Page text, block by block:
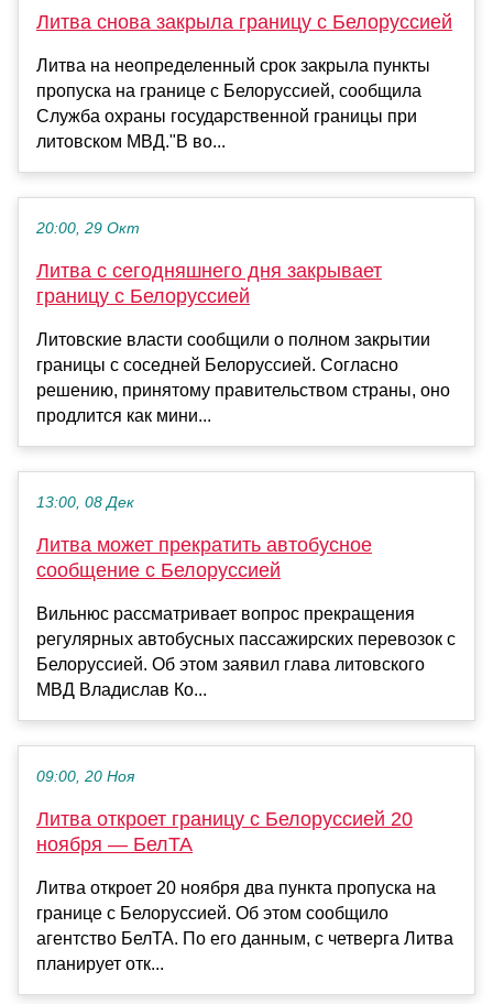
Литва снова закрыла границу с Белоруссией
Литва на неопределенный срок закрыла пункты
пропуска на границе с Белоруссией, сообщила
Служба охраны государственной границы при
литовском МВД."В во...
20:00, 29 Окт
Литва с сегодняшнего дня закрывает
границу с Белоруссией
Литовские власти сообщили о полном закрытии
границы с соседней Белоруссией. Согласно
решению, принятому правительством страны, оно
продлится как мини...
13:00, 08 Дек
Литва может прекратить автобусное
сообщение с Белоруссией
Вильнюс рассматривает вопрос прекращения
регулярных автобусных пассажирских перевозок с
Белоруссией. Об этом заявил глава литовского
МВД Владислав Ко...
09:00, 20 Ноя
Литва откроет границу с Белоруссией 20
ноября — БелТА
Литва откроет 20 ноября два пункта пропуска на
границе с Белоруссией. Об этом сообщило
агентство БелТА. По его данным, с четверга Литва
планирует отк...